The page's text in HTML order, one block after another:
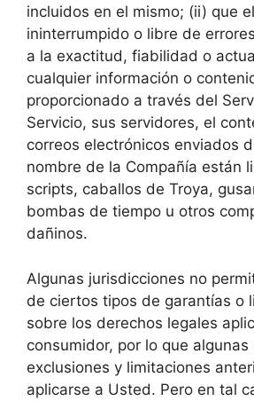
incluidos en el mismo; (ii) que
ininterrumpido o libre de
a la exactitud, fiabilidad o
cualquier información o
proporcionado a través del
Servicio, sus servidores, el
correos electrónicos enviados
nombre de la Compañía están
scripts, caballos de Troya,
bombas de tiempo u otros
dañinos.
Algunas jurisdicciones no
de ciertos tipos de garantías o
sobre los derechos legales
consumidor, por lo que
exclusiones y limitaciones
aplicarse a Usted. Pero en tal